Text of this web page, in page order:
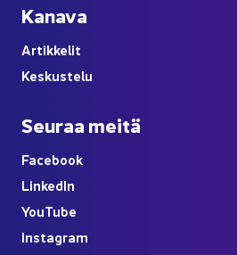
Ka­na­va
Ar­tik­ke­lit
Kes­kus­te­lu
Seu­raa meitä
Face­book
Lin­ke­dIn
YouTube
Ins­ta­gram